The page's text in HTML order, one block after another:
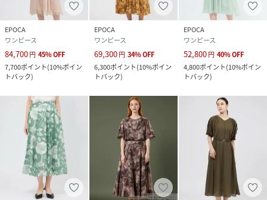
EPOCA
ワンピース
84,700円 45%OFF
7,700ポイント(10%ポイン
トバック)
EPOCA
ワンピース
69,300円 34%OFF
6,300ポイント(10%ポイン
トバック)
EPOCA
ワンピース
52,800円 40%OFF
4,800ポイント(10%ポイン
トバック)